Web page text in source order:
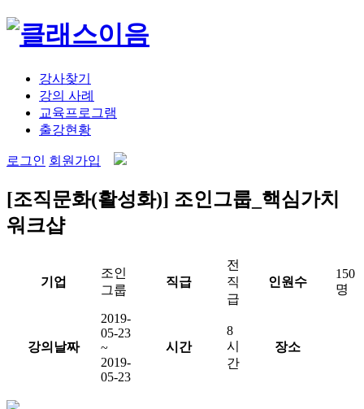
강사찾기
강의 사례
교육프로그램
출강현황
로그인 회원가입
[조직문화(활성화)] 조인그룹_핵심가치
워크샵
기업
조인
그룹
직급
전
직
급
인원수
150
명
강의날짜
2019-
05-23
~
2019-
05-23
시간
8
시
간
장소